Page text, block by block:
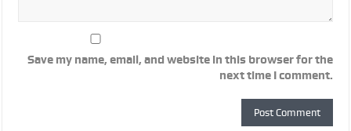
Save my name, email, and website in this browser for the
next time I comment.